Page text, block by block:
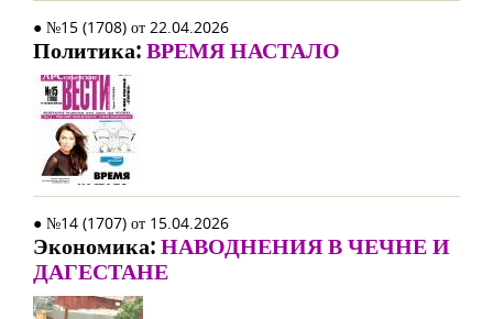
● №15 (1708) от 22.04.2026
Политика:ВРЕМЯ НАСТАЛО
● №14 (1707) от 15.04.2026
Экономика:НАВОДНЕНИЯ В ЧЕЧНЕ И
ДАГЕСТАНЕ